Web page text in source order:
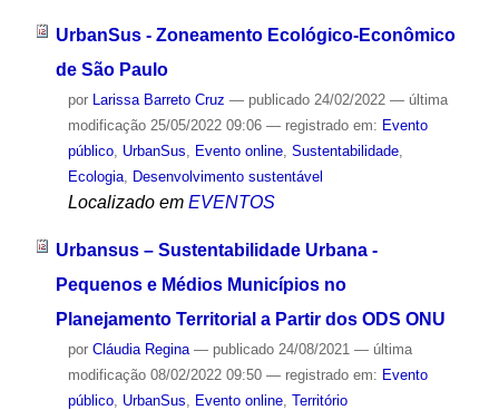
UrbanSus - Zoneamento Ecológico-Econômico
de São Paulo
por Larissa Barreto Cruz — publicado24/02/2022 — última
modificação25/05/2022 09:06 — registrado em: Evento
público, UrbanSus, Evento online, Sustentabilidade,
Ecologia, Desenvolvimento sustentável
Localizado em EVENTOS
Urbansus – Sustentabilidade Urbana -
Pequenos e Médios Municípios no
Planejamento Territorial a Partir dos ODS ONU
por Cláudia Regina — publicado24/08/2021 — última
modificação08/02/2022 09:50 — registrado em: Evento
público, UrbanSus Evento online, Território